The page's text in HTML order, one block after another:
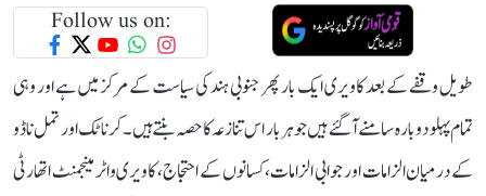
Follow us on:
طویل وقفے کے بعد کاویری ایک بار پھر جنوبی ہند کی سیاست کے مرکز میں ہے اور وہی
تمام پہلو دوبارہ سامنے آ گئے ہیں جو ہر بار اس تنازعہ کا حصہ بنتے ہیں۔ کرناٹک اور تمل ناڈو
کے درمیان الزامات اور جوابی الزامات، کسانوں کے احتجاج، کاویری واٹر مینجمنٹ اتھارٹی